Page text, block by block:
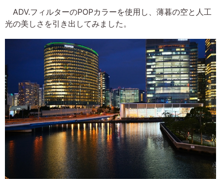
ADV.フィルターのPOPカラーを使用し、薄暮の空と人工
光の美しさを引き出してみました。